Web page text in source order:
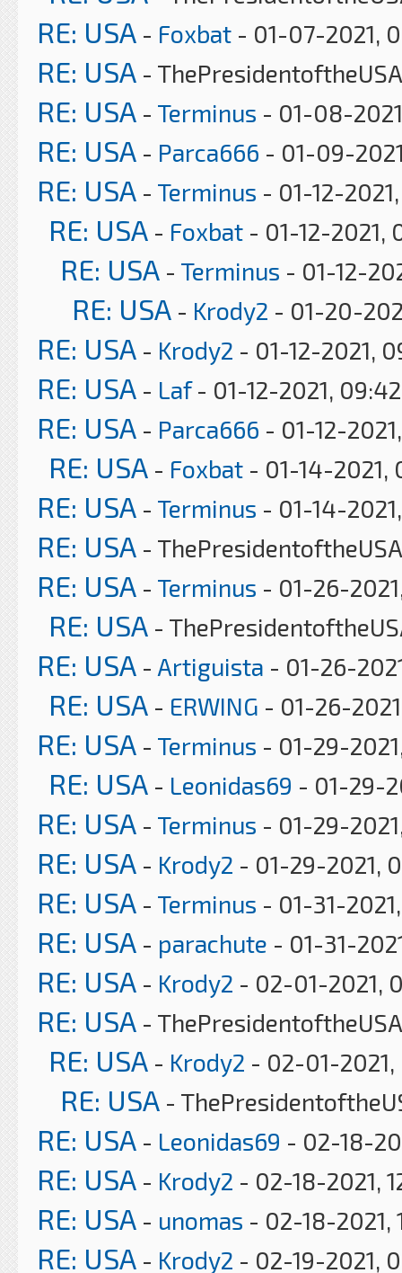
RE: USA - Foxbat - 01-07-2021,
RE: USA -
RE: USA - Terminus - 01-08-
RE: USA - Parca666 - 01-09-
RE: USA - Terminus - 01-12-
RE: USA - Foxbat - 01-12-2021,
RE: USA - Terminus - 01-12-
RE: USA - Krody2 - 01-20-
RE: USA - Krody2 - 01-12-2021,
RE: USA - Laf- 01-12-2021,
RE: USA - Parca666 - 01-12-
RE: USA - Foxbat - 01-14-2021,
RE: USA - Terminus - 01-14-
RE: USA -
RE: USA - Terminus - 01-26-
RE: USA -
RE: USA - Artiguista - 01-26-
RE: USA - ERWING - 01-26-
RE: USA - Terminus - 01-29-
RE: USA - Leonidas69 - 01-29-
RE: USA - Terminus - 01-29-
RE: USA - Krody2 - 01-29-2021,
RE: USA - Terminus - 01-31-
RE: USA - parachute - 01-31-
RE: USA - Krody2 - 02-01-2021,
RE: USA -
RE: USA - Krody2 - 02-01-
RE: USA -
RE: USA - Leonidas69 - 02-18-
RE: USA - Krody2 - 02-18-2021,
RE: USA - unomas - 02-18-2021,
RE: USA - Krody2 - 02-19-2021,